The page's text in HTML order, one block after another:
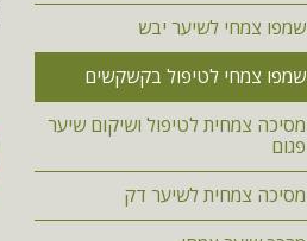
שמפו צמחי לשיער יבש
שמפו צמחי לטיפול בקשקשים
מסיכה צמחית לטיפול ושיקום שיער
פגום
מסיכה צמחית לשיער דק